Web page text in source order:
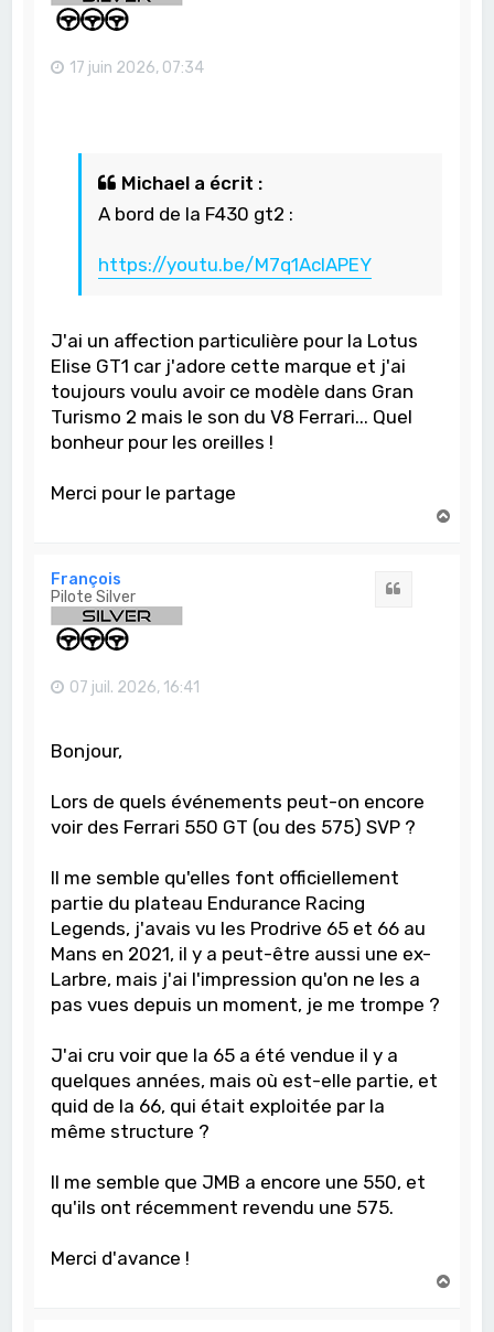
17 juin 2026, 07:34
Michael a écrit :
A bord de la F430 gt2 :
https://youtu.be/M7q1AclAPEY
J'ai un affection particulière pour la Lotus
Elise GT1 car j'adore cette marque et j'ai
toujours voulu avoir ce modèle dans Gran
Turismo 2 mais le son du V8 Ferrari... Quel
bonheur pour les oreilles !
Merci pour le partage
François
Pilote Silver
07 juil. 2026, 16:41
Bonjour,
Lors de quels événements peut-on encore
voir des Ferrari 550 GT (ou des 575) SVP ?
Il me semble qu'elles font officiellement
partie du plateau Endurance Racing
Legends, j'avais vu les Prodrive 65 et 66 au
Mans en 2021, il y a peut-être aussi une ex-
Larbre, mais j'ai l'impression qu'on ne les a
pas vues depuis un moment, je me trompe ?
J'ai cru voir que la 65 a été vendue il y a
quelques années, mais où est-elle partie, et
quid de la 66, qui était exploitée par la
même structure ?
Il me semble que JMB a encore une 550, et
qu'ils ont récemment revendu une 575.
Merci d'avance !